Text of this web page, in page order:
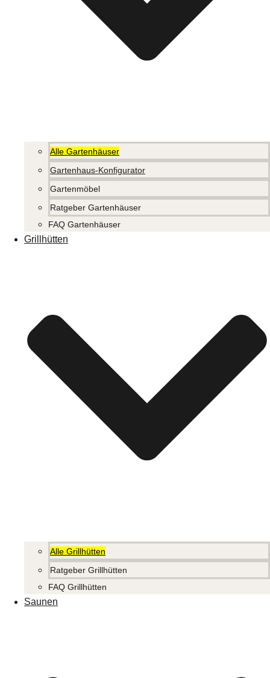
Alle Gartenhäuser
Gartenhaus-Konfigurator
Gartenmöbel
Ratgeber Gartenhäuser
FAQ Gartenhäuser
Grillhütten
Alle Grillhütten
Ratgeber Grillhütten
FAQ Grillhütten
Saunen